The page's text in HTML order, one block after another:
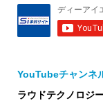
YouTubeチャンネ
ラウドテクノロジ